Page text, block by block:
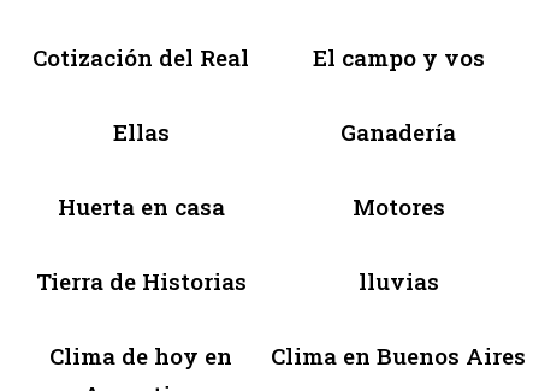
Cotización del Real El campo y vos
Ellas Ganadería
Huerta en casa Motores
Tierra de Historias lluvias
Clima de hoy en
Clima en Buenos Aires